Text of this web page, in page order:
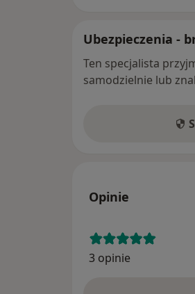
Ubezpieczenia -
Ten specjalista
samodzielnie lub
Opinie
3 opinie